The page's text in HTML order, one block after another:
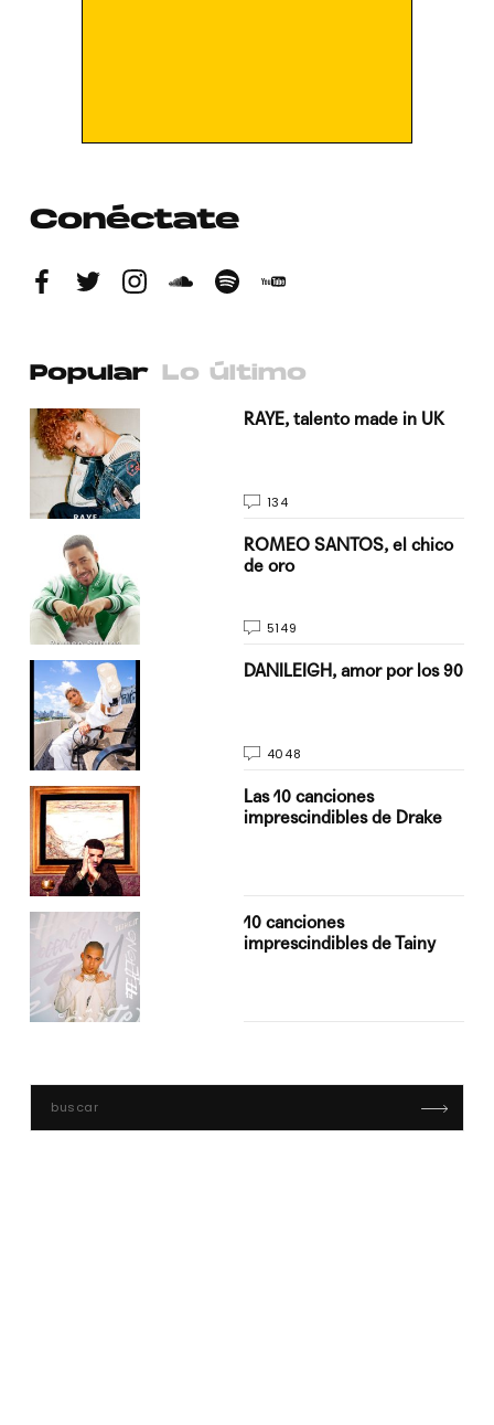
Conéctate
Popular Lo último
RAYE, talento made in UK
134
ROMEO SANTOS, el chico
de oro
5149
DANILEIGH, amor por los 90
4048
Las 10 canciones
imprescindibles de Drake
10 canciones
imprescindibles de Tainy